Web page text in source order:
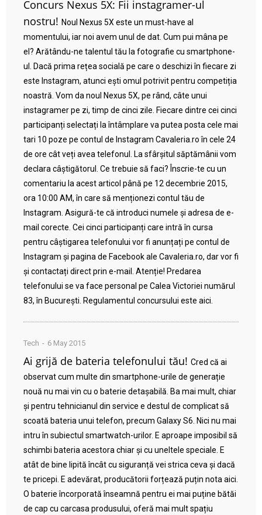
Concurs Nexus 5X: Fii instagramer-ul
nostru! Noul Nexus 5X este un must-have al
momentului, iar noi avem unul de dat. Cum pui mâna pe
el? Arătându-ne talentul tău la fotografie cu smartphone-
ul. Dacă prima rețea socială pe care o deschizi în fiecare zi
este Instagram, atunci ești omul potrivit pentru competiția
noastră. Vom da noul Nexus 5X, pe rând, câte unui
instagramer pe zi, timp de cinci zile. Fiecare dintre cei cinci
participanți selectați la întâmplare va putea posta cele mai
tari 10 poze pe contul de Instagram Cavaleria.ro în cele 24
de ore cât veți avea telefonul. La sfârșitul săptămânii vom
declara câștigătorul. Ce trebuie să faci? Înscrie-te cu un
comentariu la acest articol până pe 12 decembrie 2015,
ora 10:00 AM, în care să menționezi contul tău de
Instagram. Asigură-te că introduci numele și adresa de e-
mail corecte. Cei cinci participanți care intră în cursa
pentru câștigarea telefonului vor fi anunțați pe contul de
Instagram și pagina de Facebook ale Cavaleria.ro, dar vor fi
și contactați direct prin e-mail. Atenție! Predarea
telefonului se va face personal pe Calea Victoriei numărul
83, în București. Regulamentul concursului este aici.
Tech 6 May 2015
Ai grijă de bateria telefonului tău! Cred că ai
observat cum multe din smartphone-urile de generație
nouă nu mai vin cu o baterie detașabilă. Ba mai mult, chiar
și pentru tehnicianul din service e destul de complicat să
scoată bateria unui telefon, precum Galaxy S6. Nici nu mai
intru în subiectul smartwatch-urilor. E aproape imposibil să
schimbi bateria acestora chiar și cu uneltele speciale. E
atât de bine lipită încât cu siguranță vei strica ceva și dacă
te pricepi. E adevărat, producătorii forțează puțin nota aici.
O baterie încorporată înseamnă pentru ei mai puține bătăi
de cap cu carcasa produsului, oferă mai mult spațiu